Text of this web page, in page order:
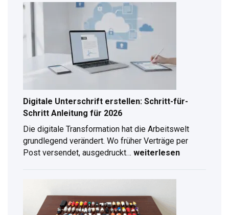
Digitale Unterschrift erstellen: Schritt-für-
Schritt Anleitung für 2026
Die digitale Transformation hat die Arbeitswelt
grundlegend verändert. Wo früher Verträge per
Post versendet, ausgedruckt…
Schritt
weiterlesen